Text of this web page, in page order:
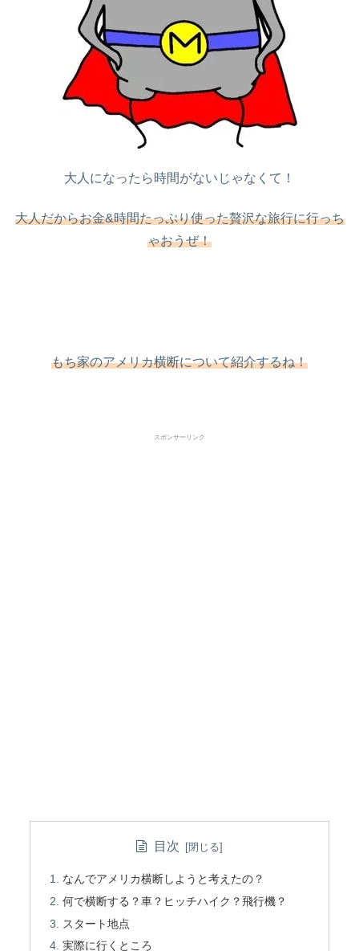
大人になったら時間がないじゃなくて！
大人だからお金&時間たっぷり使った贅沢な旅行に行っち
ゃおうぜ！
もち家のアメリカ横断について紹介するね！
スポンサーリンク
目次
なんでアメリカ横断しようと考えたの？
何で横断する？車？ヒッチハイク？飛行機？
スタート地点
実際に行くところ